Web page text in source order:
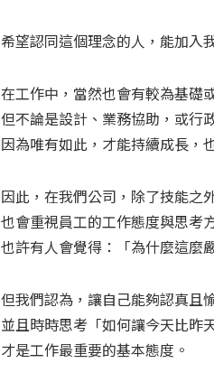
希望認同這個理念的人，能加入
在工作中，當然也會有較為基礎
但不論是設計、業務協助，或行
因為唯有如此，才能持續成長，
因此，在我們公司，除了技能之
也會重視員工的工作態度與思考
也許有人會覺得：「為什麼這麼
但我們認為，讓自己能夠認真且
並且時時思考「如何讓今天比昨
才是工作最重要的基本態度。